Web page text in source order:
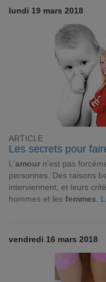
lundi 19 mars 2018
ARTICLE
Les secrets pour
L'amour n'est pas
personnes. Des raisons
interviennent, et leurs
hommes et les femmes
vendredi 16 mars 2018